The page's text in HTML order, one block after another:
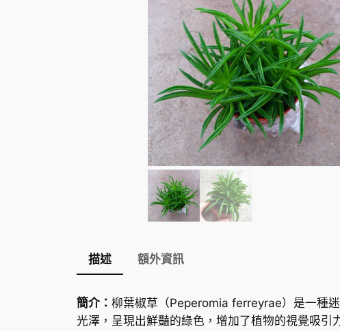
描述 額外資訊
簡介： 柳葉椒草（Peperomia ferreyrae）是一種
光澤，呈現出鮮豔的綠色，增加了植物的視覺吸引